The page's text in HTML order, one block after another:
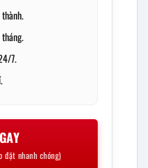
7.
đặt nhanh chóng)